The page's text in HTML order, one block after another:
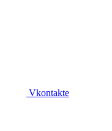
Vkontakte